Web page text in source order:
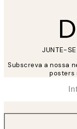
JUNTE-
Subscreva a nossa
posters